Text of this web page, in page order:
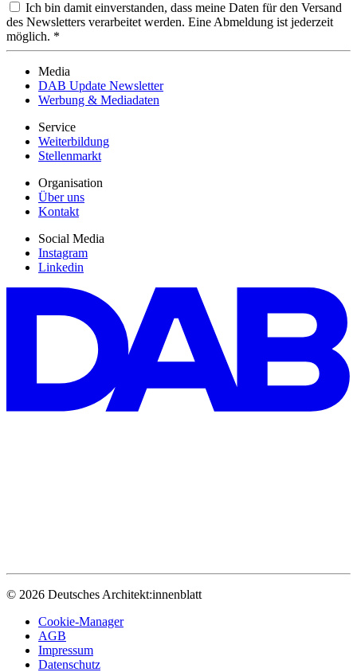
Ich bin damit einverstanden, dass meine Daten für den Versand
des Newsletters verarbeitet werden. Eine Abmeldung ist jederzeit
möglich. *
Media
DAB Update Newsletter
Werbung & Mediadaten
Service
Weiterbildung
Stellenmarkt
Organisation
Über uns
Kontakt
Social Media
Instagram
Linkedin
© 2026 Deutsches Architekt:innenblatt
Cookie-Manager
AGB
Impressum
Datenschutz